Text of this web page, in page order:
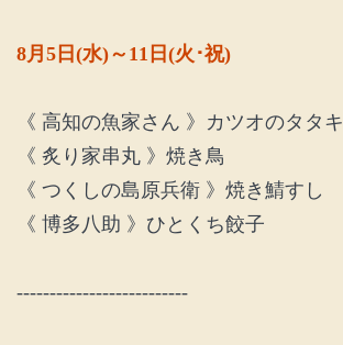
8月5日(水)～11日(火･祝)
《 高知の魚家さん 》カツオのタタキ
《 炙り家串丸 》焼き鳥
《 つくしの島原兵衛 》焼き鯖すし
《 博多八助 》ひとくち餃子
--------------------------